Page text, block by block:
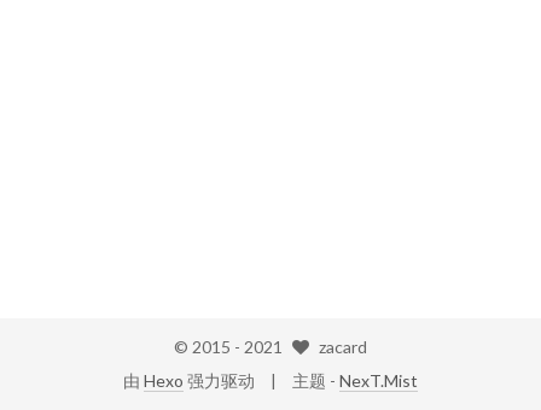
© 2015 - 2021
zacard
由 Hexo 强力驱动 主题 - NexT.Mist